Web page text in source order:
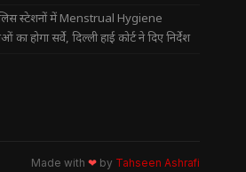
स्टेशनों में Menstrual Hygiene
का होगा सर्वे, दिल्ली हाई कोर्ट ने दिए निर्देश
Made with ❤ by Tahseen Ashrafi